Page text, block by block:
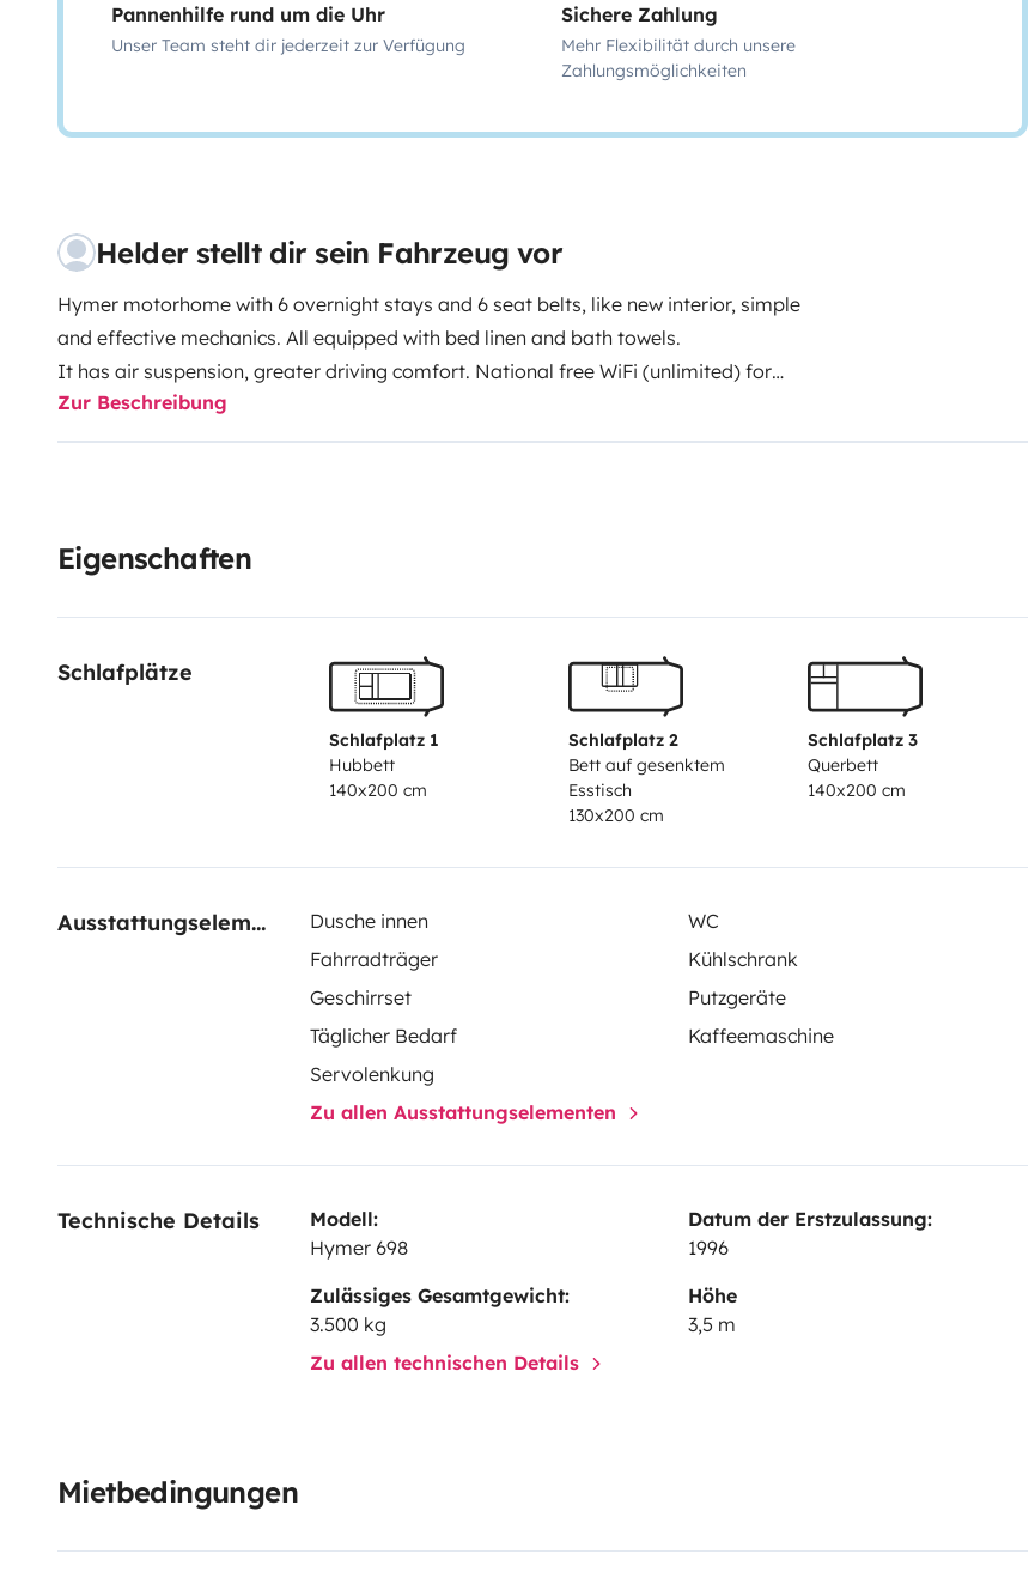
Pannenhilfe rund um die Uhr
Unser Team steht dir jederzeit zur Verfügung
Sichere Zahlung
Mehr Flexibilität durch unsere
Zahlungsmöglichkeiten
Helder stellt dir sein Fahrzeug vor
Hymer motorhome with 6 overnight stays and 6 seat belts, like new interior, simple
and effective mechanics. All equipped with bed linen and bath towels.
It has air suspension, greater driving comfort. National free WiFi (unlimited) for
rentals longer than 5 days.
Guimarães (plus cost)
Zur Beschreibung
Eigenschaften
Schlafplätze
Schlafplatz 1
Hubbett
140x200 cm
Schlafplatz 2
Bett auf gesenktem
Esstisch
130x200 cm
Schlafplatz 3
Querbett
140x200 cm
Ausstattungselemente Dusche innen
WC
Fahrradträger
Kühlschrank
Geschirrset
Putzgeräte
Täglicher Bedarf
Kaffeemaschine
Servolenkung
Zu allen Ausstattungselementen
Technische Details
Modell:
Hymer 698
Datum der Erstzulassung:
1996
Zulässiges Gesamtgewicht:
3.500 kg
Höhe
3,5 m
Zu allen technischen Details
Mietbedingungen